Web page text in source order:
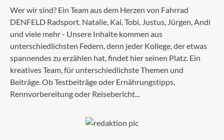
Wer wir sind? Ein Team aus dem Herzen von Fahrrad
DENFELD Radsport. Natalie, Kai, Tobi, Justus, Jürgen, Andi
und viele mehr - Unsere Inhalte kommen aus
unterschiedlichsten Federn, denn jeder Kollege, der etwas
spannendes zu erzählen hat, findet hier seinen Platz. Ein
kreatives Team, für unterschiedlichste Themen und
Beiträge. Ob Testbeiträge oder Ernährungstipps,
Rennvorbereitung oder Reisebericht...